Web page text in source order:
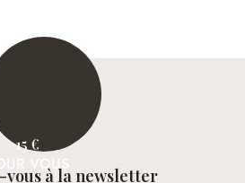
15 €
VOUS
à la newsletter